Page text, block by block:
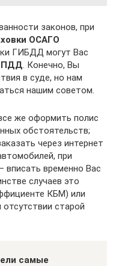
законов, при
ОСАГО
ГИБДД могут Вас
ПДД. Конечно, Вы
в суде, но нам
нашим советом.
же оформить полис
обстоятельств;
через интернет
при
вписать временно Вас
случаев это
КБМ) или
старой
самые